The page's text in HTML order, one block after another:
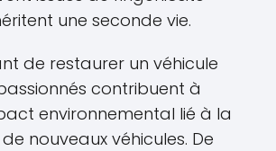
une seconde vie.
de restaurer un véhicule
contribuent à
environnemental lié à la
nouveaux véhicules. De